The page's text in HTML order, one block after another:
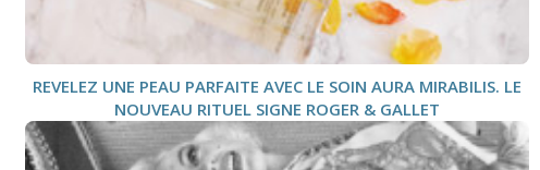
REVELEZ UNE PEAU PARFAITE AVEC LE SOIN AURA MIRABILIS. LE
NOUVEAU RITUEL SIGNE ROGER & GALLET